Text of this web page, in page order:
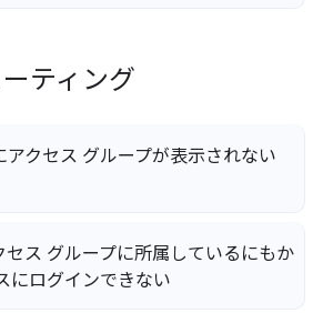
ティング
アクセス グループが表示されない
セス グループに所属しているにもか
にログインできない